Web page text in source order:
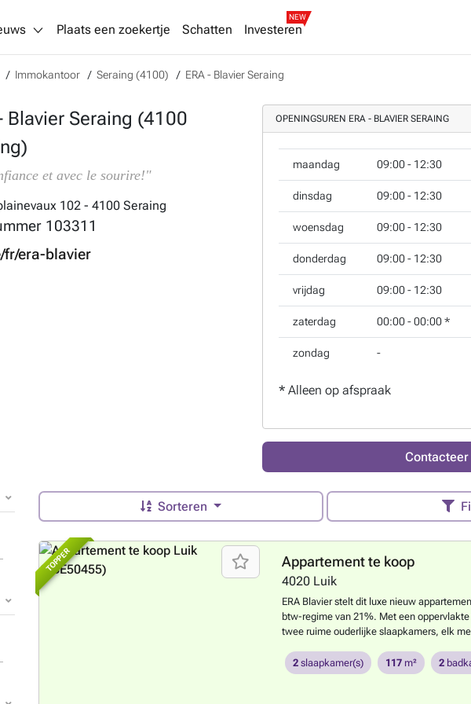
Plaats een zoekertje Schatten Investeren
NEW
Immokantoor Seraing (4100) ERA - Blavier Seraing
Blavier Seraing (4100
et avec le sourire!"
102 - 4100 Seraing
103311
fr/era-blavier
OPENINGSUREN ERA - BLAVIER SERAING
maandag 09:00 - 12:30
dinsdag 09:00 - 12:30
woensdag 09:00 - 12:30
donderdag 09:00 - 12:30
vrijdag 09:00 - 12:30
zaterdag 00:00 - 00:00*
zondag -
* Alleen op afspraak
Contacteer
Sorteren
TOPPER Appartement te koop
4020 Luik
ERA Blavier stelt dit luxe nieuw
btw-regime van 21%. Met een
twee ruime ouderlijke slaapkamers, elk
vloerverwarming, hoogwaardige
zuidoostelijke oriëntatie, waardoor het
uitzicht op de Maas en uitzonderlijk veel
2slaapkamer(s) 117m² 2